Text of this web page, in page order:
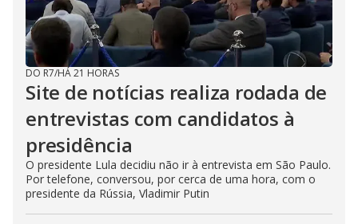
DO R7/HÁ 21 HORAS
Site de notícias realiza rodada de
entrevistas com candidatos à
presidência
O presidente Lula decidiu não ir à entrevista em São Paulo.
Por telefone, conversou, por cerca de uma hora, com o
presidente da Rússia, Vladimir Putin